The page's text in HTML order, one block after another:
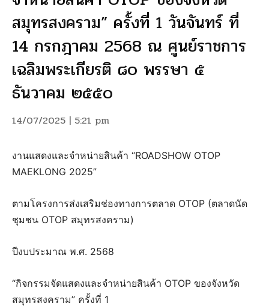
สมุทรสงคราม” ครั้งที่ 1 วันจันทร์ ที่
14 กรกฎาคม 2568 ณ ศูนย์ราชการ
เฉลิมพระเกียรติ ๘๐ พรรษา ๕
ธันวาคม ๒๕๕๐
14/07/2025 | 5:21 pm
งานแสดงและจำหน่ายสินค้า “ROADSHOW OTOP
MAEKLONG 2025”
ตามโครงการส่งเสริมช่องทางการตลาด OTOP (ตลาดนัด
ชุมชน OTOP สมุทรสงคราม)
ปีงบประมาณ พ.ศ. 2568
“กิจกรรมจัดแสดงและจำหน่ายสินค้า OTOP ของจังหวัด
สมุทรสงคราม” ครั้งที่ 1